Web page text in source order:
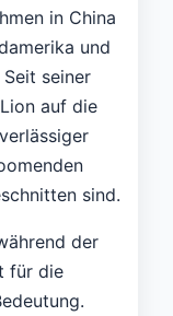
in China
und
seiner
auf die
sind.
der
für die